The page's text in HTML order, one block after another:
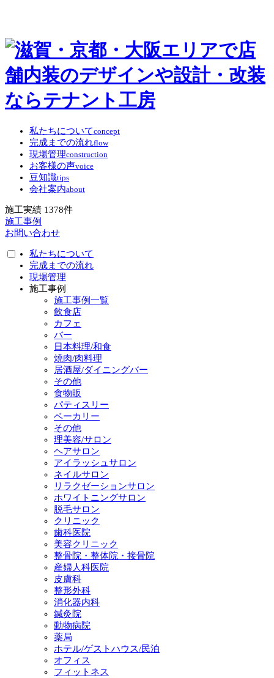
私たちについてconcept
完成までの流れflow
現場管理construction
お客様の声voice
豆知識tips
会社案内about
施工実績 1378件
施工事例
お問い合わせ
私たちについて
完成までの流れ
現場管理
施工事例
施工事例一覧
飲食店
カフェ
バー
日本料理/和食
焼肉/肉料理
居酒屋/ダイニングバー
その他
食物販
パティスリー
ベーカリー
その他
理美容/サロン
ヘアサロン
アイラッシュサロン
ネイルサロン
リラクゼーションサロン
ホワイトニングサロン
脱毛サロン
クリニック
歯科医院
美容クリニック
整骨院・整体院・接骨院
産婦人科医院
皮膚科
整形外科
消化器内科
鍼灸院
動物病院
薬局
ホテル/ゲストハウス/民泊
オフィス
フィットネス